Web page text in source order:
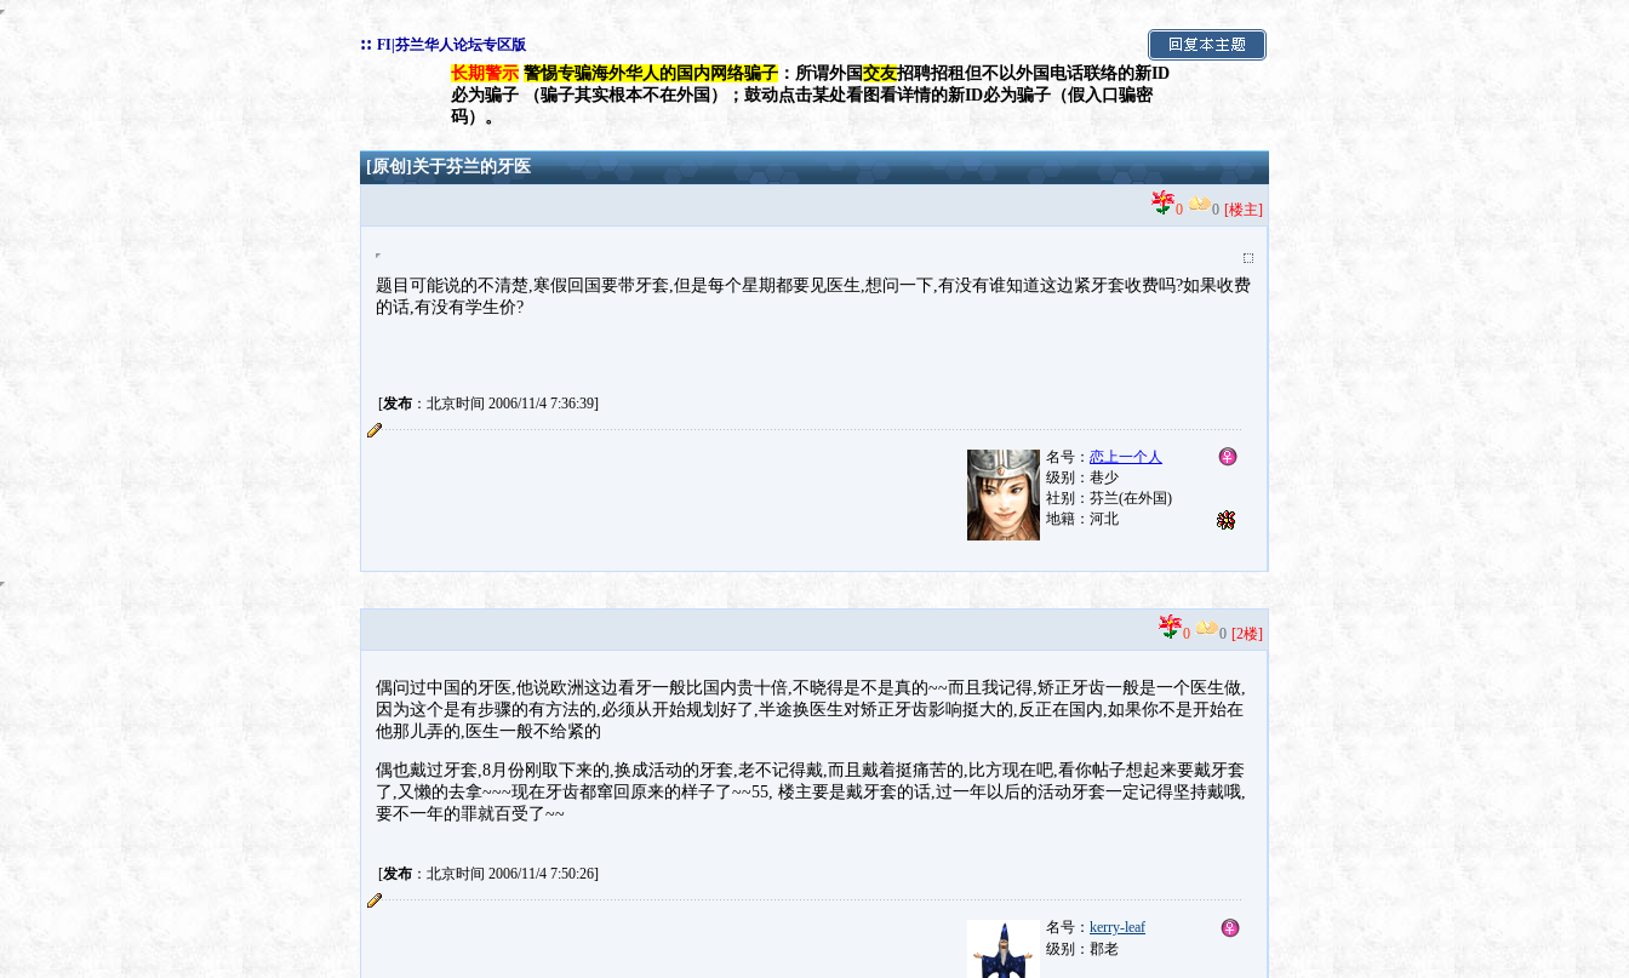
:: FI|芬兰华人论坛专区版
长期警示 警惕专骗海外华人的国内网络骗子 ：所谓外国交友招聘招租但不以外国电话联络的新ID
必为骗子 （骗子其实根本不在外国）；鼓动点击某处看图看详情的新ID必为骗子（假入口骗密
码）。
[原创]关于芬兰的牙医
0 0 [楼主]
题目可能说的不清楚,寒假回国要带牙套,但是每个星期都要见医生,想问一下,有没有谁知道这边紧牙套收费吗?如果收费
的话,有没有学生价?
[发布：北京时间 2006/11/4 7:36:39]
0 0 [2楼]
偶问过中国的牙医,他说欧洲这边看牙一般比国内贵十倍,不晓得是不是真的~~而且我记得,矫正牙齿一般是一个医生做,
因为这个是有步骤的有方法的,必须从开始规划好了,半途换医生对矫正牙齿影响挺大的,反正在国内,如果你不是开始在
他那儿弄的,医生一般不给紧的
偶也戴过牙套,8月份刚取下来的,换成活动的牙套,老不记得戴,而且戴着挺痛苦的,比方现在吧,看你帖子想起来要戴牙套
了,又懒的去拿~~~现在牙齿都窜回原来的样子了~~55, 楼主要是戴牙套的话,过一年以后的活动牙套一定记得坚持戴哦,
要不一年的罪就百受了~~
[发布：北京时间 2006/11/4 7:50:26]
名号： kerry-leaf
级别：郡老